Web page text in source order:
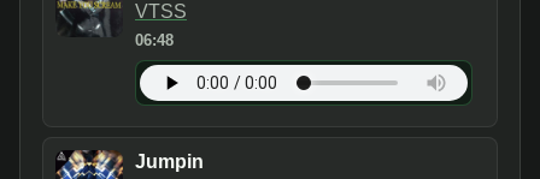
VTSS
06:48
Jumpin